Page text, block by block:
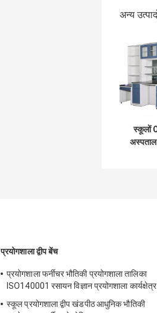
अन्य
स्कूलों
प्रयोगशाला द्वीप बेंच
प्रयोगशाला फर्नीचर भौतिकी प्रयोगशाला तालिका
ISO140001 रसायन विज्ञान प्रयोगशाला कार्यक्षेत्र
स्कूल प्रयोगशाला द्वीप खंडपीठ आधुनिक भौतिकी